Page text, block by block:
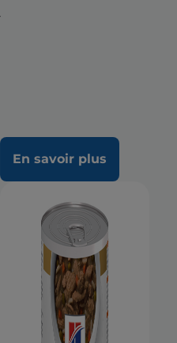
En savoir plus